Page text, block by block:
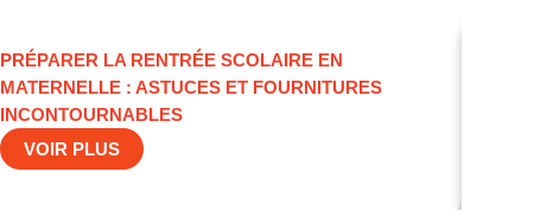
PRÉPARER LA RENTRÉE SCOLAIRE EN
MATERNELLE : ASTUCES ET FOURNITURES
INCONTOURNABLES
VOIR PLUS